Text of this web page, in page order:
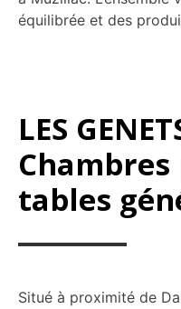
équilibrée et des
LES
tables
Situé à proximité de